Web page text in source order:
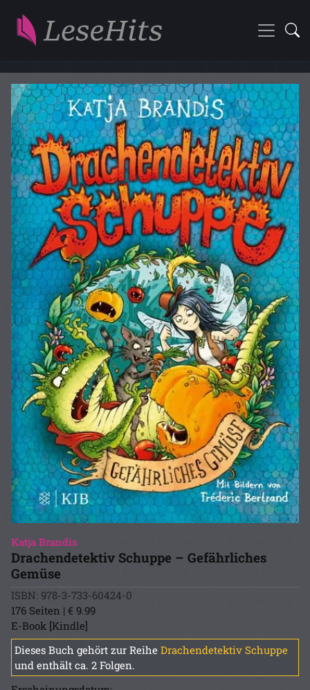
Katja Brandis
Drachendetektiv Schuppe – Gefährliches
Gemüse
ISBN: 978-3-733-60424-0
176 Seiten | € 9.99
E-Book [Kindle]
Dieses Buch gehört zur Reihe Drachendetektiv Schuppe
und enthält ca. 2 Folgen.